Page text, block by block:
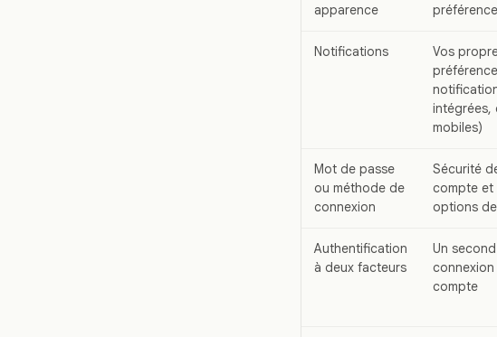
apparence
Notifications
Vos
intégrées,
mobiles)
Mot de passe
ou méthode de
connexion
Sécurité
compte et
options
Authentification
à deux facteurs
Un
compte